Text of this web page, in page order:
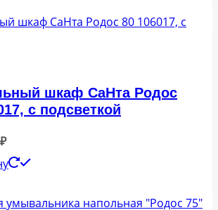
шкаф СаНта Родос
с подсветкой
₽